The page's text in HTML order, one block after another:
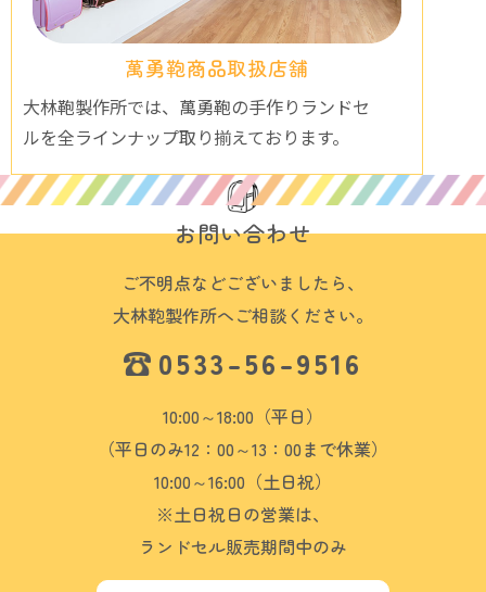
萬勇鞄商品取扱店舗
大林鞄製作所では、萬勇鞄の手作りランドセ
ルを全ラインナップ取り揃えております。
お問い合わせ
ご不明点などございましたら、
大林鞄製作所へご相談ください。
0533-56-9516
10:00～18:00（平日）
（平日のみ12：00～13：00まで休業）
10:00～16:00（土日祝）
※土日祝日の営業は、
ランドセル販売期間中のみ